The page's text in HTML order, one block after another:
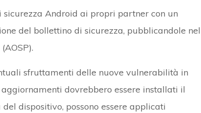
Android ai propri partner con un
del bollettino di sicurezza, pubblicandole nel
sfruttamenti delle nuove vulnerabilità in
dovrebbero essere installati il
dispositivo, possono essere applicati